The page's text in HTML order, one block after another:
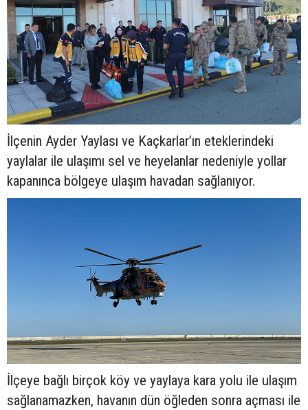
İlçenin Ayder Yaylası ve Kaçkarlar’ın eteklerindeki
yaylalar ile ulaşımı sel ve heyelanlar nedeniyle yollar
kapanınca bölgeye ulaşım havadan sağlanıyor.
İlçeye bağlı birçok köy ve yaylaya kara yolu ile ulaşım
sağlanamazken, havanın dün öğleden sonra açması ile